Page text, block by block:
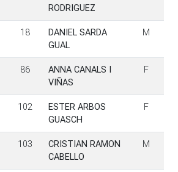
RODRIGUEZ
18
DANIEL SARDA
GUAL
M
86
ANNA CANALS I
VIÑAS
F
102
ESTER ARBOS
GUASCH
F
103
CRISTIAN RAMON
CABELLO
M